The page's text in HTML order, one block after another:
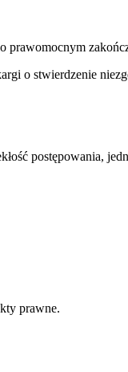
prawomocnym
o stwierdzenie
postępowania,
prawne.